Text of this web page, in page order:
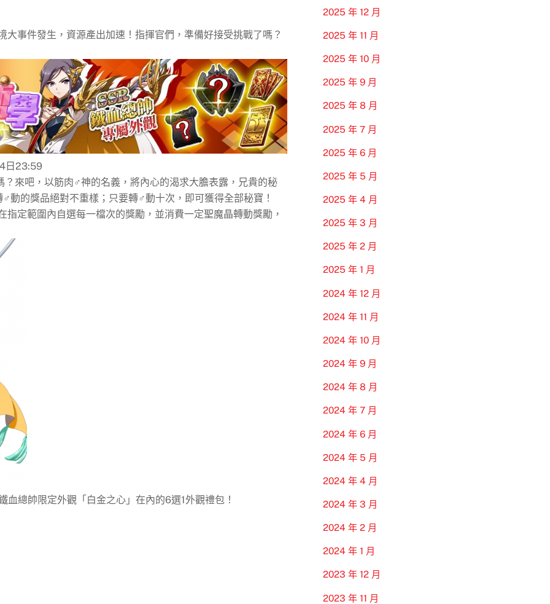
事件發生，資源產出加速！指揮官們，準備好接受挑戰了嗎？
日23:59
來吧，以筋肉♂神的名義，將內心的渴求大膽表露，兄貴的秘
的獎品絕對不重樣；只要轉♂動十次，即可獲得全部秘寶！
指定範圍內自選每一檔次的獎勵，並消費一定聖魔晶轉動獎勵，
總帥限定外觀「白金之心」在內的6選1外觀禮包！
2025 年 12 月
2025 年 11 月
2025 年 10 月
2025 年 9 月
2025 年 8 月
2025 年 7 月
2025 年 6 月
2025 年 5 月
2025 年 4 月
2025 年 3 月
2025 年 2 月
2025 年 1 月
2024 年 12 月
2024 年 11 月
2024 年 10 月
2024 年 9 月
2024 年 8 月
2024 年 7 月
2024 年 6 月
2024 年 5 月
2024 年 4 月
2024 年 3 月
2024 年 2 月
2024 年 1 月
2023 年 12 月
2023 年 11 月